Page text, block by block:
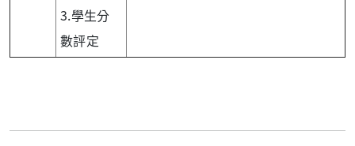
3.學生分
數評定